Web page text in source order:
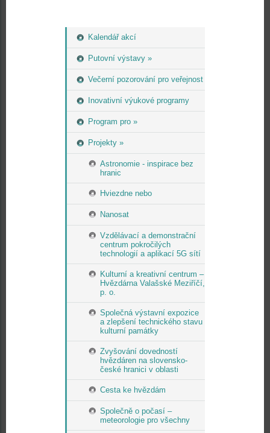
Kalendář akcí
Putovní výstavy »
Večerní pozorování pro veřejnost
Inovativní výukové programy
Program pro »
Projekty »
Astronomie - inspirace bez
hranic
Hviezdne nebo
Nanosat
Vzdělávací a demonstrační
centrum pokročilých
technologií a aplikací 5G sítí
Kulturní a kreativní centrum –
Hvězdárna Valašské Meziříčí,
p. o.
Společná výstavní expozice
a zlepšení technického stavu
kulturní památky
Zvyšování dovedností
hvězdáren na slovensko-
české hranici v oblasti
Cesta ke hvězdám
Společně o počasí –
meteorologie pro všechny